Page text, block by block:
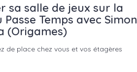
sa salle de jeux sur la
Temps avec Simon
(Origames)
de place chez vous et vos étagères